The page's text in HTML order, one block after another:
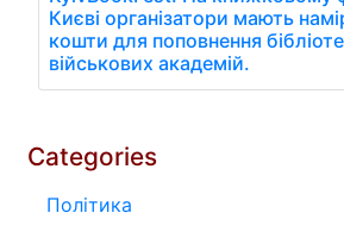
Києві організатори мають
кошти для поповнення
військових академій.
Categories
Політика